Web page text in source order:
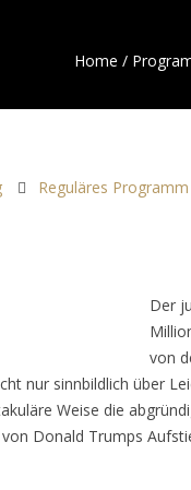
Home /
Reguläres Programm
Der
von
nur sinnbildlich über
Weise die
Donald Trumps